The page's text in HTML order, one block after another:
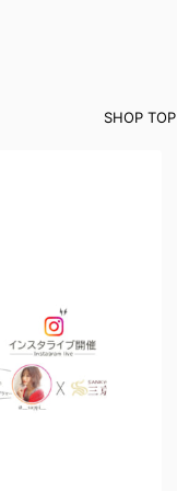
SHOP TOP